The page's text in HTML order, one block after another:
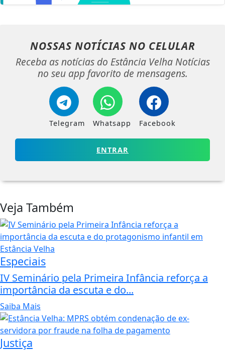
NOSSAS NOTÍCIAS NO CELULAR
Receba as notícias do Estância Velha Notícias
no seu app favorito de mensagens.
Telegram Whatsapp Facebook
ENTRAR
Veja Também
Especiais
IV Seminário pela Primeira Infância reforça a
importância da escuta e do...
Saiba Mais
Justiça